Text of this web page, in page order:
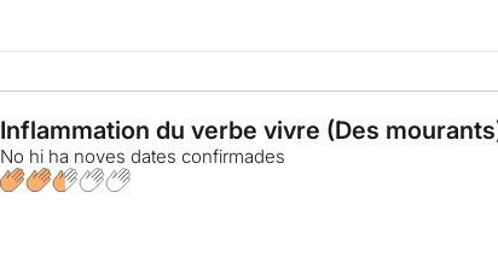
Inflammation du verbe vivre (Des
No hi ha noves dates confirmades